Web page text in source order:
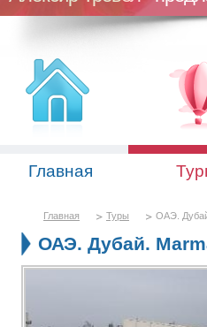
Главная
Главная Туры ОАЭ.
ОАЭ. Дубай.